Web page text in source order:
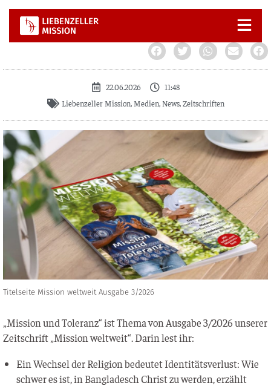
Zum
Inhalt
springen
22.06.2026
11:48
Liebenzeller Mission, Medien,News,Zeitschriften
Titelseite Mission weltweit Ausgabe 3/2026
„Mis­si­on und Tole­ranz“ ist The­ma von Aus­ga­be 3/2026 unse­rer
Zeit­schrift „Mis­si­on welt­weit“. Dar­in lest ihr:
Ein Wech­sel der Reli­gi­on bedeu­tet Iden­ti­täts­ver­lust: Wie
schwer es ist, in Ban­gla­desch Christ zu wer­den, erzählt